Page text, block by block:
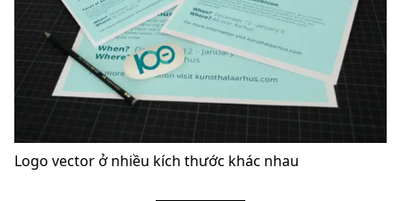
Logo vector ở nhiều kích thước khác nhau